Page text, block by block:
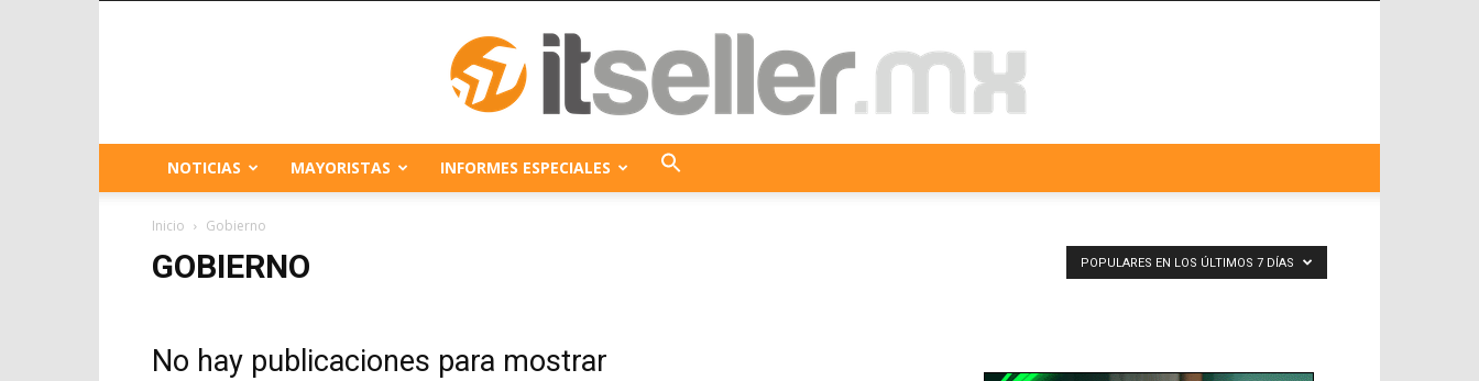
ITseller
NOTICIAS MAYORISTAS INFORMES ESPECIALES
Inicio Gobierno
GOBIERNO POPULARES EN LOS ÚLTIMOS 7 DÍAS
No hay publicaciones para mostrar